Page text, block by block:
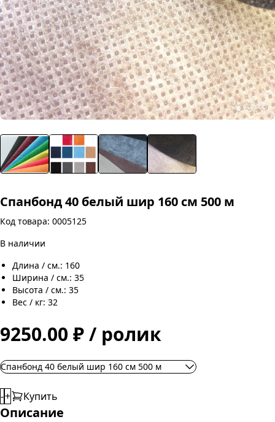
Спанбонд 40 белый шир 160 cм 500 м
Код товара: 0005125
В наличии
Длина / см.: 160
Ширина / см.: 35
Высота / см.: 35
Вес / кг: 32
9250.00 ₽ / ролик
Спанбонд 40 белый шир 160 cм 500 м
-+ Купить
Описание